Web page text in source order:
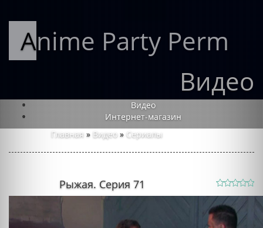
Anime Party Perm
Видео
Видео
Интернет-магазин
Главная » Видео » Сериалы
Рыжая. Серия 71